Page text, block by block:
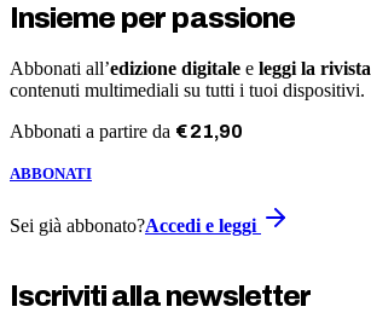
Insieme per passione
Abbonati all’edizione digitale e leggi la rivista
contenuti multimediali su tutti i tuoi dispositivi.
Abbonati a partire da €21,90
ABBONATI
Sei già abbonato?Accedi e leggi
Iscriviti alla newsletter